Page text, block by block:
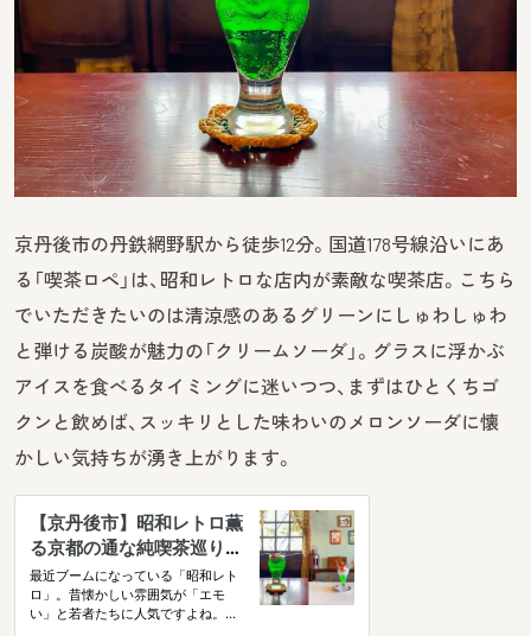
京丹後市の丹鉄網野駅から徒歩12分。国道178号線沿いにあ
る「喫茶ロペ」は、昭和レトロな店内が素敵な喫茶店。こちら
でいただきたいのは清涼感のあるグリーンにしゅわしゅわ
と弾ける炭酸が魅力の「クリームソーダ」。グラスに浮かぶ
アイスを食べるタイミングに迷いつつ、まずはひとくちゴ
クンと飲めば、スッキリとした味わいのメロンソーダに懐
かしい気持ちが湧き上がります。